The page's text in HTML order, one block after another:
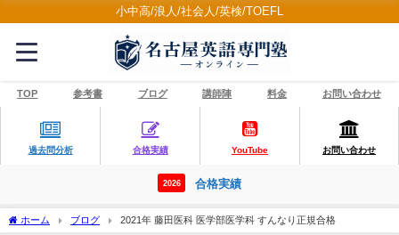
小中高/浪人/社会人/英検/TOEFL
TOP 参考書 ブログ 講師陣 料金 お問い合わせ
過去問分析 合格実績 YouTube お問い合わせ
2026 合格実績
ホーム ブログ 2021年 藤田医科 医学部医学科 すんなり正規合格